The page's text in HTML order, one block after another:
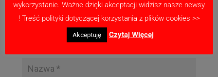
wykorzystanie. Ważne dzięki akceptacji widzisz nasze newsy
! Treść polityki dotyczącej korzystania z plików cookies >>
Akceptuję Czytaj Więcej